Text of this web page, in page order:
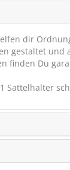
dir
gestaltet und
finden Du
Sattelhalter